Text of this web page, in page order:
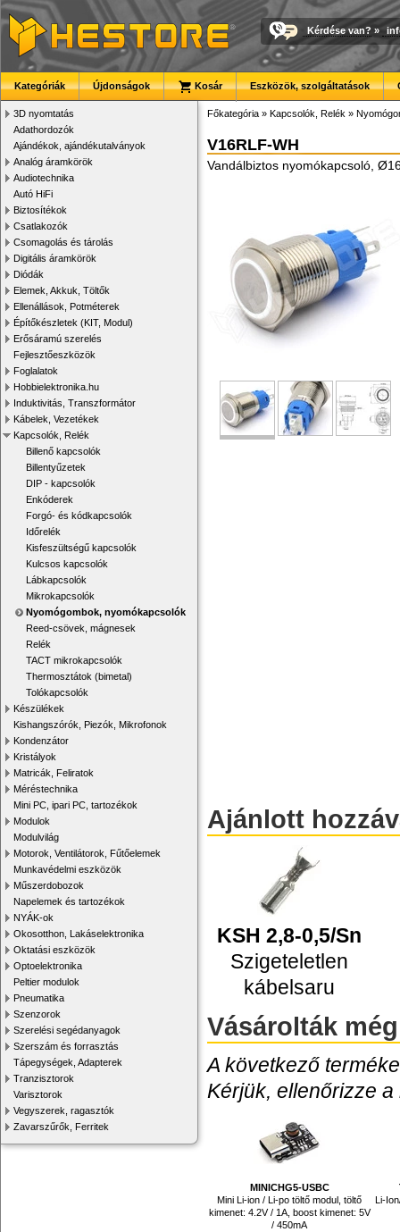
Kérdése van? »
Kategóriák Újdonságok Kosár Eszközök, szolgáltatások
3D nyomtatás
Adathordozók
Ajándékok, ajándékutalványok
Analóg áramkörök
Audiotechnika
Autó HiFi
Biztosítékok
Csatlakozók
Csomagolás és tárolás
Digitális áramkörök
Diódák
Elemek, Akkuk, Töltők
Ellenállások, Potméterek
Építőkészletek (KIT, Modul)
Erősáramú szerelés
Fejlesztőeszközök
Foglalatok
Hobbielektronika.hu
Induktivitás, Transzformátor
Kábelek, Vezetékek
Kapcsolók, Relék
Billenő kapcsolók
Billentyűzetek
DIP - kapcsolók
Enkóderek
Forgó- és kódkapcsolók
Időrelék
Kisfeszültségű kapcsolók
Kulcsos kapcsolók
Lábkapcsolók
Mikrokapcsolók
Nyomógombok, nyomókapcsolók
Reed-csövek, mágnesek
Relék
TACT mikrokapcsolók
Thermosztátok (bimetal)
Tolókapcsolók
Készülékek
Kishangszórók, Piezók, Mikrofonok
Kondenzátor
Kristályok
Matricák, Feliratok
Méréstechnika
Mini PC, ipari PC, tartozékok
Modulok
Modulvilág
Motorok, Ventilátorok, Fűtőelemek
Munkavédelmi eszközök
Műszerdobozok
Napelemek és tartozékok
NYÁK-ok
Okosotthon, Lakáselektronika
Oktatási eszközök
Optoelektronika
Peltier modulok
Pneumatika
Szenzorok
Szerelési segédanyagok
Szerszám és forrasztás
Tápegységek, Adapterek
Tranzisztorok
Varisztorok
Vegyszerek, ragasztók
Zavarszűrők, Ferritek
Főkategória » Kapcsolók, Relék »
V16RLF-WH
Vandálbiztos nyomókapcsoló,
Ajánlott
KSH 2,8-0,5/Sn
Szigeteletlen
kábelsaru
Vásárolták még
A következő
Kérjük, ellenőrizze
MINICHG5-USBC
Mini Li-ion / Li-po töltő modul, töltő
kimenet: 4.2V / 1A, boost kimenet: 5V
/ 450mA
Li-